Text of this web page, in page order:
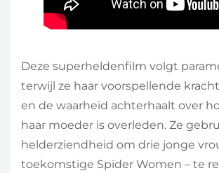
Deze superheldenfilm volgt
terwijl ze haar voorspellende
en de waarheid achterhaalt over
haar moeder is overleden. Ze
helderziendheid om drie jonge
toekomstige Spider Women – te